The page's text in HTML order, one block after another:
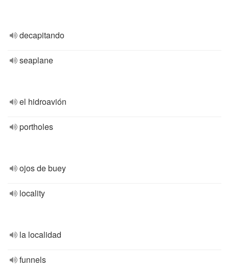
decapitando
seaplane
el hidroavión
portholes
ojos de buey
locality
la localidad
funnels